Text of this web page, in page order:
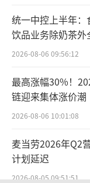
在中国
以及一系列品
导的高山文化
产三宝”之一
度一衣难求。
定款冲锋衣，
最近几年
众多国际知名
统一中控上半年：
饮品业务除奶茶外
2026-08-06 09:56:12
最高涨幅30%！
链迎来集体涨价潮
2026-08-06 10:01:08
麦当劳2026年Q2
计划延迟
2026-08-05 09:51:51